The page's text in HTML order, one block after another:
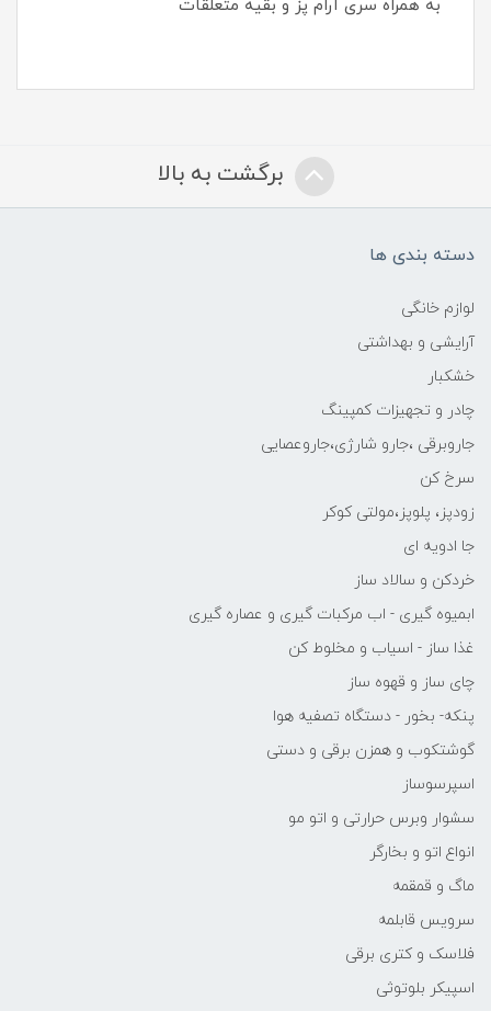
به همراه سری آرام پز و بقیه متعلقات
برگشت به بالا
دسته بندی ها
لوازم خانگی
آرایشی و بهداشتی
خشکبار
چادر و تجهیزات کمپینگ
جاروبرقی ،جارو شارژی،جاروعصایی
سرخ کن
زودپز، پلوپز،مولتی کوکر
جا ادویه ای
خردکن و سالاد ساز
ابمیوه گیری - اب مرکبات گیری و عصاره گیری
غذا ساز - اسیاب و مخلوط کن
چای ساز و قهوه ساز
پنکه- بخور - دستگاه تصفیه هوا
گوشتکوب و همزن برقی و دستی
اسپرسوساز
سشوار وبرس حرارتی و اتو مو
انواع اتو و بخارگر
ماگ و قمقمه
سرویس قابلمه
فلاسک و کتری برقی
اسپیکر بلوتوثی